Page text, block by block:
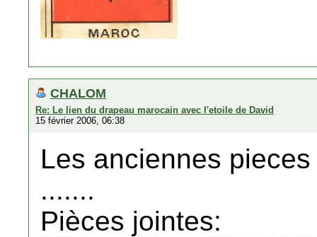
CHALOM
Re: Le lien du drapeau marocain avec l'etoile de David
15 février 2006, 06:38
Les anciennes
.......
Pièces jointes: